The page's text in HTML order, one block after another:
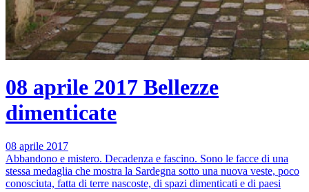
08 aprile 2017 Bellezze
dimenticate
08 aprile 2017
Abbandono e mistero. Decadenza e fascino. Sono le facce di una
stessa medaglia che mostra la Sardegna sotto una nuova veste, poco
conosciuta, fatta di terre nascoste, di spazi dimenticati e di paesi